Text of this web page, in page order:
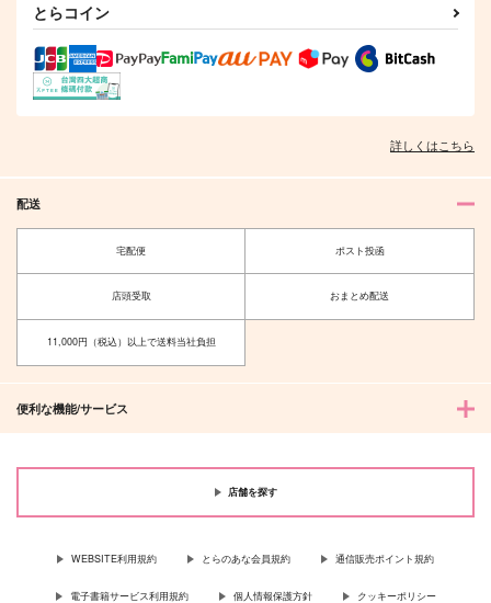
とらコイン
詳しくはこちら
配送
宅配便 ポスト投函
店頭受取 おまとめ配送
11,000円（税込）以上で送料当社負担
便利な機能/サービス
店舗を探す
WEBSITE利用規約 とらのあな会員規約 通信販売ポイント規約
電子書籍サービス利用規約 個人情報保護方針 クッキーポリシー